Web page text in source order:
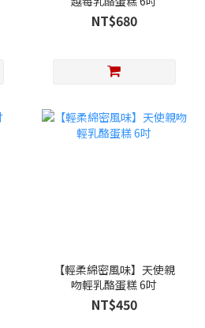
NT$680
【輕柔綿密風味】天使親
吻輕乳酪蛋糕 6吋
NT$450